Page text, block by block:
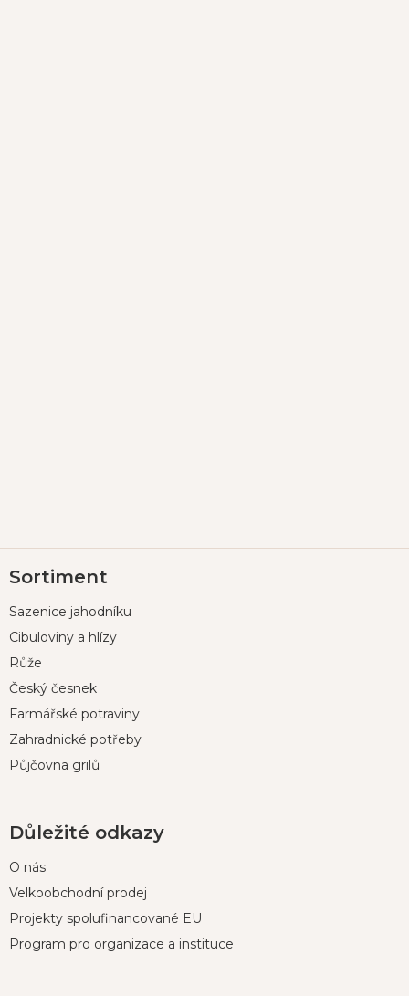
á
a
Sortiment
Sazenice jahodníku
Cibuloviny a hlízy
Růže
Český česnek
Farmářské potraviny
Zahradnické potřeby
Půjčovna grilů
Důležité odkazy
O nás
Velkoobchodní prodej
Projekty spolufinancované EU
Program pro organizace a instituce